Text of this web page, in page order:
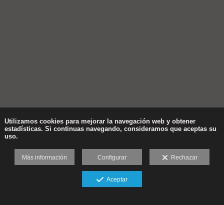
Utilizamos cookies para mejorar la navegación web y obtener
estadísticas. Si continuas navegando, consideramos que aceptas su
uso.
Más información Configurar Rechazar
Aceptar